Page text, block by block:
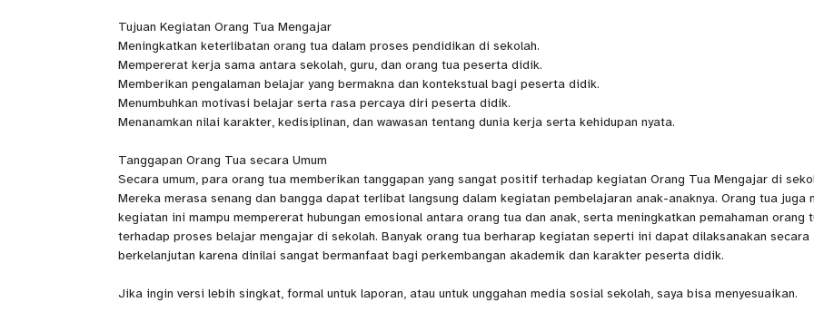
Tujuan Kegiatan Orang Tua Mengajar
Meningkatkan keterlibatan orang tua dalam proses pendidikan di sekolah.
Mempererat kerja sama antara sekolah, guru, dan orang tua peserta didik.
Memberikan pengalaman belajar yang bermakna dan kontekstual bagi peserta didik.
Menumbuhkan motivasi belajar serta rasa percaya diri peserta didik.
Menanamkan nilai karakter, kedisiplinan, dan wawasan tentang dunia kerja serta kehidupan nyata.
Tanggapan Orang Tua secara Umum
Secara umum, para orang tua memberikan tanggapan yang sangat positif terhadap kegiatan Orang Tua Mengajar di
Mereka merasa senang dan bangga dapat terlibat langsung dalam kegiatan pembelajaran anak-anaknya. Orang tua juga
kegiatan ini mampu mempererat hubungan emosional antara orang tua dan anak, serta meningkatkan pemahaman orang
terhadap proses belajar mengajar di sekolah. Banyak orang tua berharap kegiatan seperti ini dapat dilaksanakan secara
berkelanjutan karena dinilai sangat bermanfaat bagi perkembangan akademik dan karakter peserta didik.
Jika ingin versi lebih singkat, formal untuk laporan, atau untuk unggahan media sosial sekolah, saya bisa menyesuaikan.